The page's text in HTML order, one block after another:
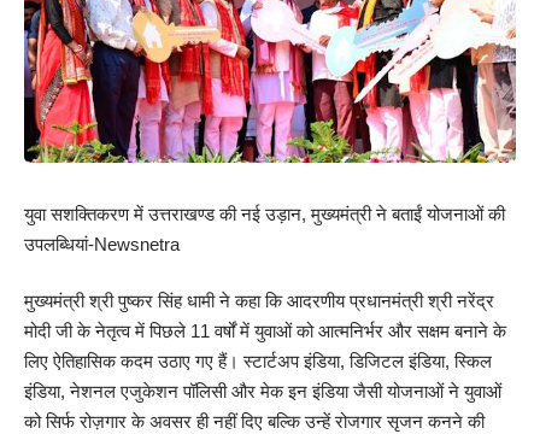
युवा सशक्तिकरण में उत्तराखण्ड की नई उड़ान, मुख्यमंत्री ने बताईं योजनाओं की
उपलब्धियां-Newsnetra
मुख्यमंत्री श्री पुष्कर सिंह धामी ने कहा कि आदरणीय प्रधानमंत्री श्री नरेंद्र
मोदी जी के नेतृत्व में पिछले 11 वर्षों में युवाओं को आत्मनिर्भर और सक्षम बनाने के
लिए ऐतिहासिक कदम उठाए गए हैं। स्टार्टअप इंडिया, डिजिटल इंडिया, स्किल
इंडिया, नेशनल एजुकेशन पॉलिसी और मेक इन इंडिया जैसी योजनाओं ने युवाओं
को सिर्फ रोज़गार के अवसर ही नहीं दिए बल्कि उन्हें रोजगार सृजन कनने की